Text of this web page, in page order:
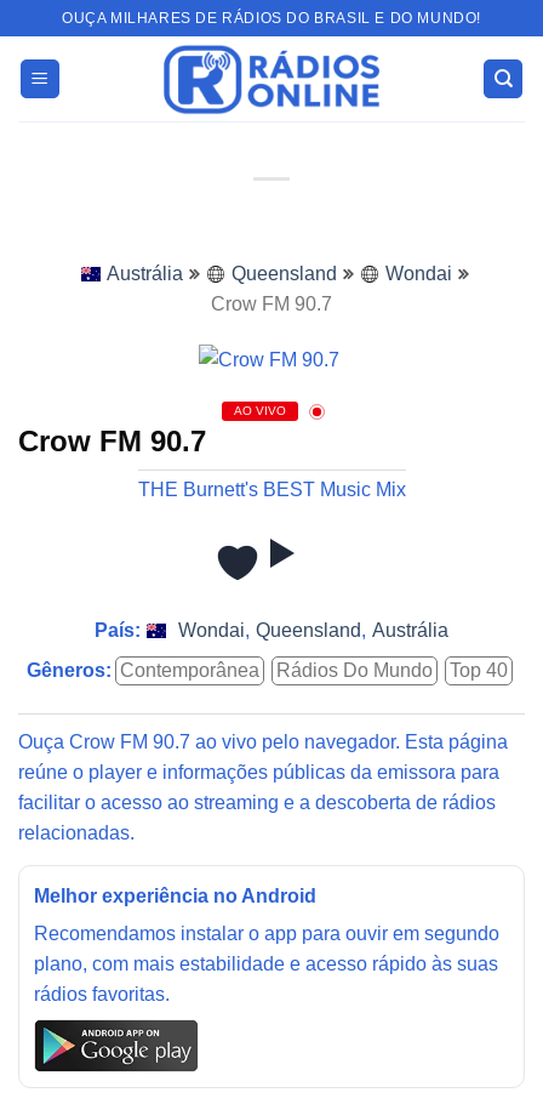
content
OUÇA MILHARES DE RÁDIOS DO BRASIL E DO MUNDO!
Austrália Queensland
Wondai
Crow FM 90.7
AO VIVO
Crow FM 90.7
THE Burnett's BEST Music Mix
País: Wondai, Queensland, Austrália
Gêneros: Contemporânea Rádios Do Mundo Top 40
Ouça Crow FM 90.7 ao vivo pelo navegador. Esta página
reúne o player e informações públicas da emissora para
facilitar o acesso ao streaming e a descoberta de rádios
relacionadas.
Melhor experiência no Android
Recomendamos instalar o app para ouvir em segundo
plano, com mais estabilidade e acesso rápido às suas
rádios favoritas.